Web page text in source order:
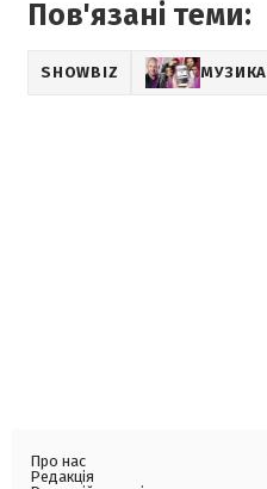
Пов'язані теми:
SHOWBIZ МУЗИКА
Про нас
Редакція